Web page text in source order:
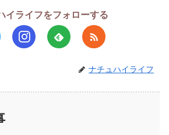
イライフをフォローする
ナチュハイライフ